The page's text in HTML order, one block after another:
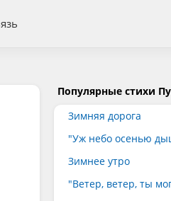
Популярные стихи
Зимняя дорога
"Уж небо осенью
Зимнее утро
"Ветер, ветер, ты